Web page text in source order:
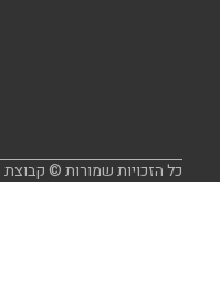
כל הזכויות שמורות © קבוצת Mgroup מ.ג.ע.ר בע"מ 2026